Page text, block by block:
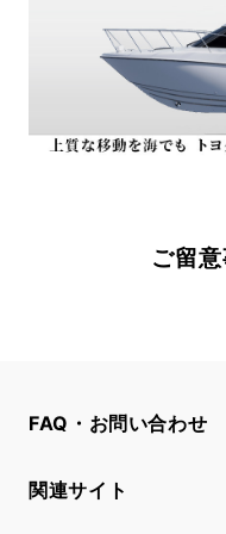
ご留
FAQ・お問い合わせ
関連サイト